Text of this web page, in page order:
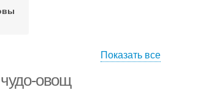
Показать все
чудо-овощ